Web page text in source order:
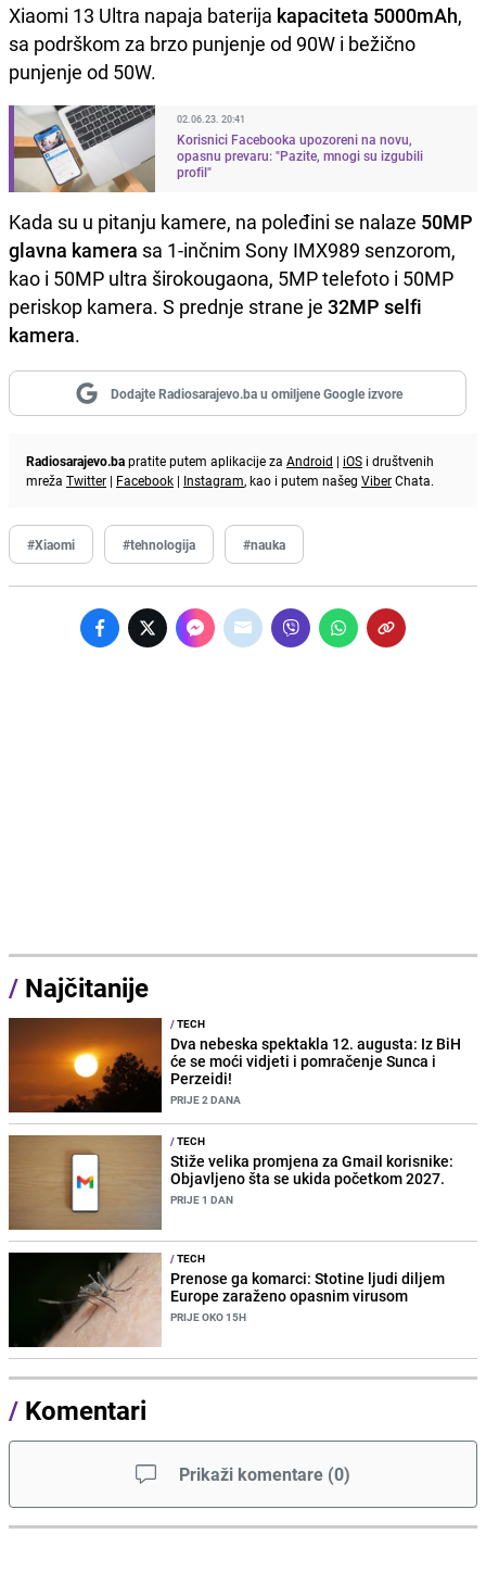
Xiaomi 13 Ultra napaja baterija kapaciteta 5000mAh,
sa podrškom za brzo punjenje od 90W i bežično
punjenje od 50W.
02.06.23. 20:41
Korisnici Facebooka upozoreni na novu,
opasnu prevaru: "Pazite, mnogi su izgubili
profil"
Kada su u pitanju kamere, na poleđini se nalaze 50MP
glavna kamera sa 1-inčnim Sony IMX989 senzorom,
kao i 50MP ultra širokougaona, 5MP telefoto i 50MP
periskop kamera. S prednje strane je 32MP selfi
kamera.
Dodajte Radiosarajevo.ba u omiljene Google izvore
Radiosarajevo.bapratite putem aplikacije za Android | iOS i društvenih
mreža Twitter | Facebook | Instagram, kao i putem našeg ViberChata.
#Xiaomi #tehnologija #nauka
/ Najčitanije
/TECH
Dva nebeska spektakla 12. augusta: Iz BiH
će se moći vidjeti i pomračenje Sunca i
Perzeidi!
PRIJE 2 DANA
/TECH
Stiže velika promjena za Gmail korisnike:
Objavljeno šta se ukida početkom 2027.
PRIJE 1 DAN
/TECH
Prenose ga komarci: Stotine ljudi diljem
Europe zaraženo opasnim virusom
PRIJE OKO 15H
/ Komentari
Prikaži komentare (0)